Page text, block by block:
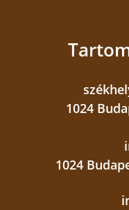
1024
1024